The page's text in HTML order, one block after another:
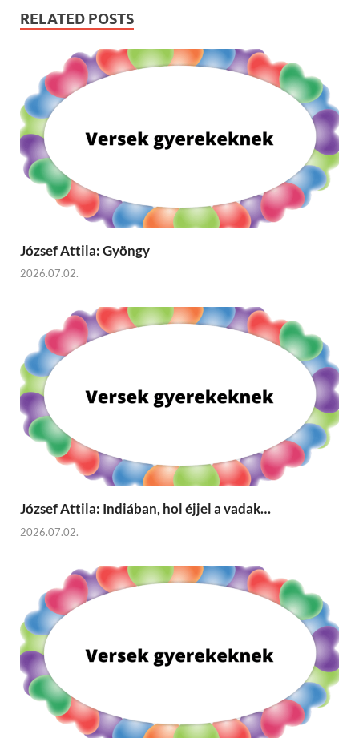
RELATED POSTS
József Attila: Gyöngy
2026.07.02.
József Attila: Indiában, hol éjjel a vadak…
2026.07.02.